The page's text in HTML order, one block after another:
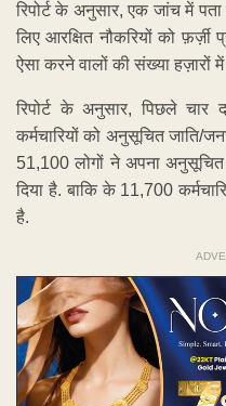
रिपोर्ट के अनुसार, एक जांच में
लिए आरक्षित नौकरियों को फ़र्ज़ी
ऐसा करने वालों की संख्या हज़ारों
रिपोर्ट के अनुसार, पिछले
कर्मचारियों को अनुसूचित जाति/
51,100 लोगों ने अपना अनुसूचित
दिया है. बाकि के 11,700
है.